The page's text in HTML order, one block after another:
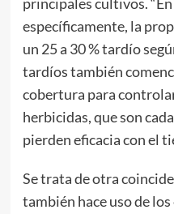
específicamente, la
un 25 a 30 % tardío
tardíos también
cobertura para
herbicidas, que son
pierden eficacia con el
Se trata de otra
también hace uso de